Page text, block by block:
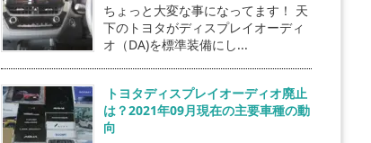
ちょっと大変な事になってます！ 天
下のトヨタがディスプレイオーディ
オ（DA)を標準装備にし...
トヨタディスプレイオーディオ廃止
は？2021年09月現在の主要車種の動
向